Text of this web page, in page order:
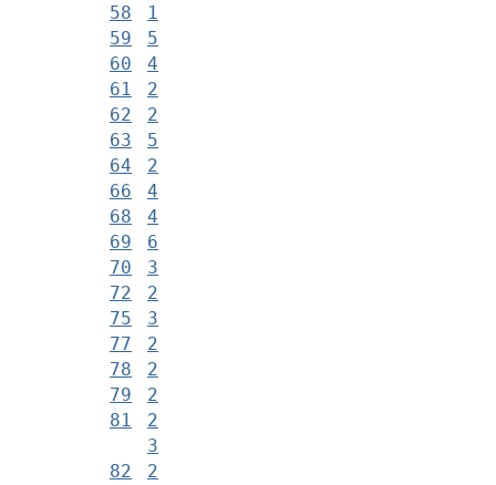
58
1
59
5
60
4
61
2
62
2
63
5
64
2
66
4
68
4
69
6
70
3
72
2
75
3
77
2
78
2
79
2
81
2
3
82
2